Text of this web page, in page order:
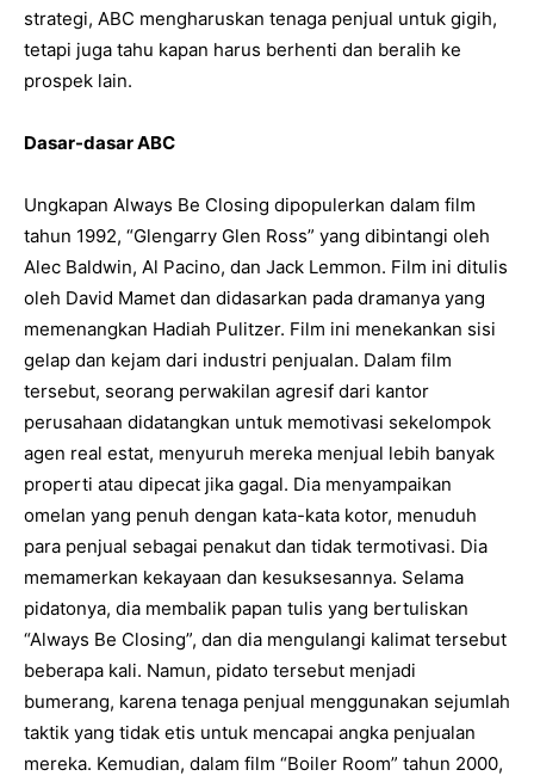
strategi, ABC mengharuskan tenaga penjual untuk gigih,
tetapi juga tahu kapan harus berhenti dan beralih ke
prospek lain.
Dasar-dasar ABC
Ungkapan Always Be Closing dipopulerkan dalam film
tahun 1992, “Glengarry Glen Ross” yang dibintangi oleh
Alec Baldwin, Al Pacino, dan Jack Lemmon. Film ini ditulis
oleh David Mamet dan didasarkan pada dramanya yang
memenangkan Hadiah Pulitzer. Film ini menekankan sisi
gelap dan kejam dari industri penjualan. Dalam film
tersebut, seorang perwakilan agresif dari kantor
perusahaan didatangkan untuk memotivasi sekelompok
agen real estat, menyuruh mereka menjual lebih banyak
properti atau dipecat jika gagal. Dia menyampaikan
omelan yang penuh dengan kata-kata kotor, menuduh
para penjual sebagai penakut dan tidak termotivasi. Dia
memamerkan kekayaan dan kesuksesannya. Selama
pidatonya, dia membalik papan tulis yang bertuliskan
“Always Be Closing”, dan dia mengulangi kalimat tersebut
beberapa kali. Namun, pidato tersebut menjadi
bumerang, karena tenaga penjual menggunakan sejumlah
taktik yang tidak etis untuk mencapai angka penjualan
mereka. Kemudian, dalam film “Boiler Room” tahun 2000,